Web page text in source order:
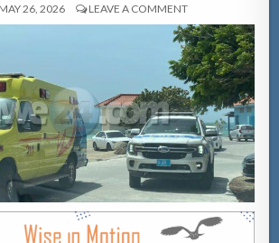
26, 2026 LEAVE A COMMENT